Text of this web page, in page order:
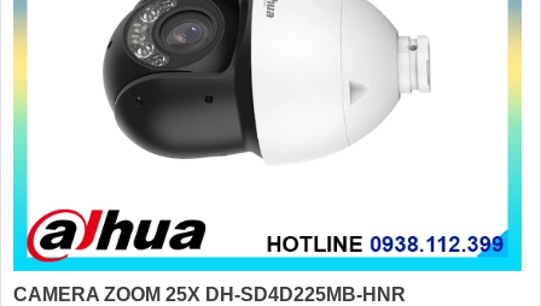
CAMERA ZOOM 25X DH-SD4D225MB-HNR